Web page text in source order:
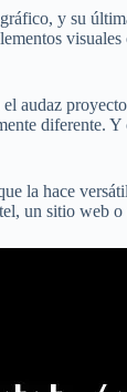
y su
audaz
diferente.
la hace
un sitio